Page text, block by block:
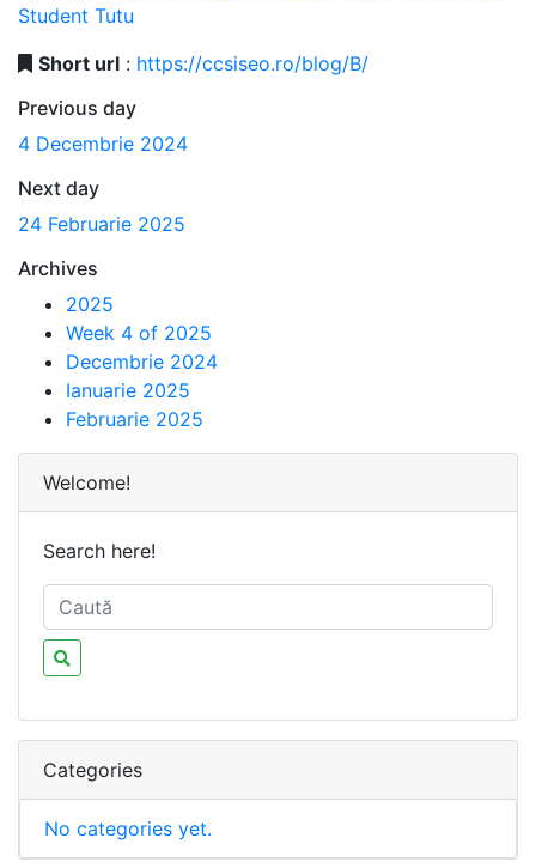
Student Tutu
Short url : https://ccsiseo.ro/blog/B/
Previous day
4 Decembrie 2024
Next day
24 Februarie 2025
Archives
2025
Week 4 of 2025
Decembrie 2024
Ianuarie 2025
Februarie 2025
Welcome!
Search here!
Categories
No categories yet.